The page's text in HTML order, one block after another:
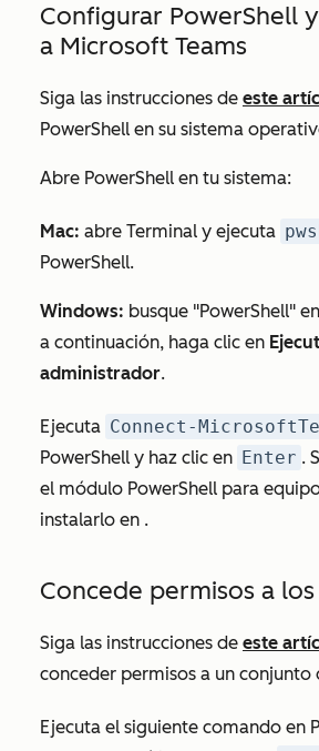
Configurar PowerShell
a Microsoft Teams
Siga las instrucciones de este
PowerShell en su sistema
Abre PowerShell en tu sistema:
Mac: abre Terminal y ejecuta
PowerShell.
Windows: busque "PowerShell"
a continuación, haga clic en
administrador.
Ejecuta Connect-
PowerShell y haz clic en Enter .
el módulo PowerShell para
instalarlo en .
Concede permisos a
Siga las instrucciones de este
conceder permisos a un conjunto
Ejecuta el siguiente comando en